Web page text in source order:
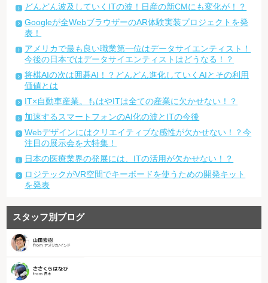
どんどん波及していくITの波！日産の新CMにも変化が！？
Googleが全WebブラウザーのAR体験実装プロジェクトを発
表！
アメリカで最も良い職業第一位はデータサイエンティスト！
今後の日本ではデータサイエンティストはどうなる！？
将棋AIの次は囲碁AI！？どんどん進化していくAIとその利用
価値とは
IT×自動車産業。もはやITは全ての産業に欠かせない！？
加速するスマートフォンのAI化の波とITの今後
Webデザインにはクリエイティブな感性が欠かせない！？今
注目の展示会を大特集！
日本の医療業界の発展には、ITの活用が欠かせない！？
ロジテックがVR空間でキーボードを使うための開発キット
を発表
スタッフ別ブログ